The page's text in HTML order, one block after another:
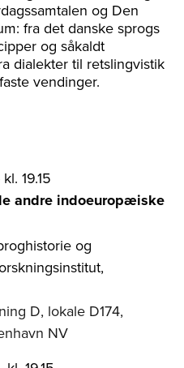
og Den
fra det danske sprogs
og såkaldt
dialekter til retslingvistik
vendinger.
19.15
andre indoeuropæiske
og
D, lokale D174,
NV